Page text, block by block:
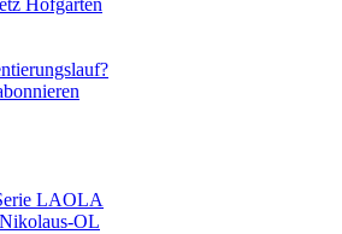
LAOLA
OL